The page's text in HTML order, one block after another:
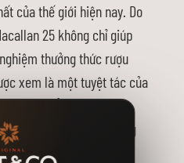
của thế giới hiện nay. Do
25 không chỉ giúp
thưởng thức rượu
xem là một tuyệt tác của
Sản phẩm chứa đựng
lẫn sự tinh tế trong từng